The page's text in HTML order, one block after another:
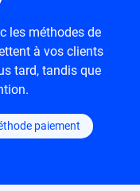
les méthodes de
à vos clients
tard, tandis que
paiement